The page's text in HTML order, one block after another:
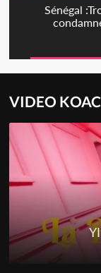
Sénégal
VIDEO